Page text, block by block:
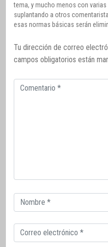
tema, y mucho menos con
suplantando a otros
esas normas básicas serán
Tu dirección de correo
campos obligatorios están
Comentario
Correo
electrónico
Correo
electrónico